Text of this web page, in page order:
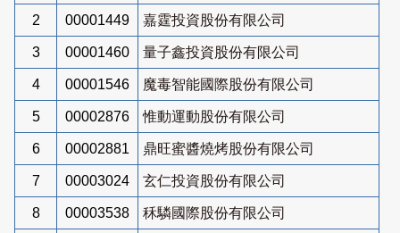
2 00001449 嘉霆投資股份有限公司
3 00001460 量子鑫投資股份有限公司
4 00001546 魔毒智能國際股份有限公司
5 00002876 惟動運動股份有限公司
6 00002881 鼎旺蜜醬燒烤股份有限公司
7 00003024 玄仁投資股份有限公司
8 00003538 秝驎國際股份有限公司